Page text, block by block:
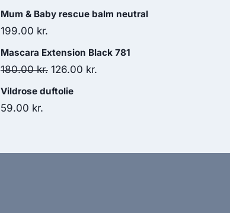
oprindelige
129.95 kr..
aktuelle
Mum & Baby rescue balm neutral
199.00 kr.
Mascara Extension Black 781
180.00kr. Den
oprindelige
126.00 kr.
Vildrose duftolie
59.00 kr.